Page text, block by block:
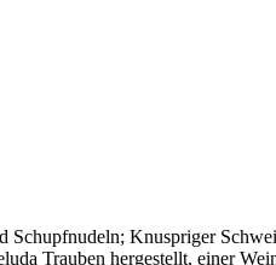
Schupfnudeln; Knuspriger
Trauben hergestellt, einer